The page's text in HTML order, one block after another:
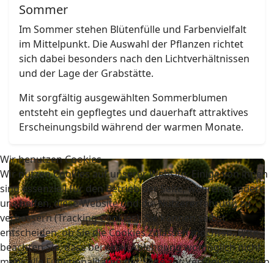
Sommer
Im Sommer stehen Blütenfülle und Farbenvielfalt
im Mittelpunkt. Die Auswahl der Pflanzen richtet
sich dabei besonders nach den Lichtverhältnissen
und der Lage der Grabstätte.
Mit sorgfältig ausgewählten Sommerblumen
entsteht ein gepflegtes und dauerhaft attraktives
Erscheinungsbild während der warmen Monate.
Wir benutzen Cookies
Wir nutzen Cookies auf unserer Website. Einige von ihnen
sind essenziell für den Betrieb der Seite, während andere
uns helfen, diese Website und die Nutzererfahrung zu
verbessern (Tracking Cookies). Sie können selbst
entscheiden, ob Sie die Cookies zulassen möchten. Bitte
beachten Sie, dass bei einer Ablehnung womöglich nicht